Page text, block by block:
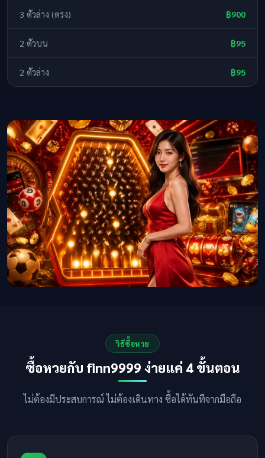
3 ตัวล่าง (ตรง) ฿900
2 ตัวบน ฿95
2 ตัวล่าง ฿95
วิธีซื้อหวย
ซื้อหวยกับ finn9999 ง่ายแค่ 4 ขั้นตอน
ไม่ต้องมีประสบการณ์ ไม่ต้องเดินทาง ซื้อได้ทันทีจากมือถือ